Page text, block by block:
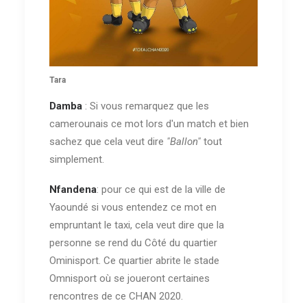
Tara
Damba : Si vous remarquez que les
camerounais ce mot lors d'un match et bien
sachez que cela veut dire "Ballon" tout
simplement.
Nfandena: pour ce qui est de la ville de
Yaoundé si vous entendez ce mot en
empruntant le taxi, cela veut dire que la
personne se rend du Côté du quartier
Ominisport. Ce quartier abrite le stade
Omnisport où se joueront certaines
rencontres de ce CHAN 2020.